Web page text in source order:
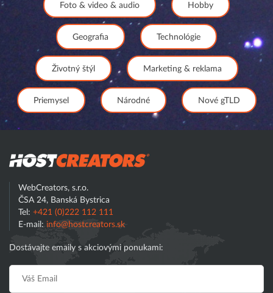
Foto & video & audio Hobby
Geografia Technológie
Životný štýl Marketing & reklama
Priemysel Národné Nové gTLD
WebCreators, s.r.o.
ČSA 24, Banská Bystrica
Tel: +421 (0)222 112 111
E-mail: info@hostcreators.sk
Dostávajte emaily s akciovými ponukami: